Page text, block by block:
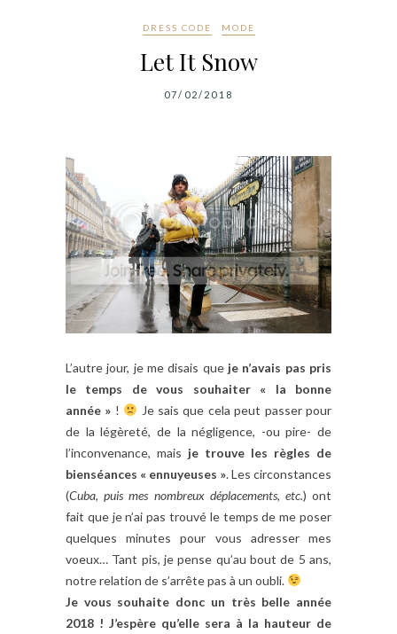
DRESS CODE MODE
Let It Snow
07/02/2018
L’autre jour, je me disais que je n’avais pas pris
le temps de vous souhaiter « la bonne
année » !
Je sais que cela peut passer pour
de la légèreté, de la négligence, -ou pire- de
l’inconvenance, mais je trouve les règles de
bienséances « ennuyeuses ». Les circonstances
(Cuba, puis mes nombreux déplacements, etc.) ont
fait que je n’ai pas trouvé le temps de me poser
quelques minutes pour vous adresser mes
voeux… Tant pis, je pense qu’au bout de 5 ans,
notre relation de s’arrête pas à un oubli.
Je vous souhaite donc un très belle année
2018 ! J’espère qu’elle sera à la hauteur de